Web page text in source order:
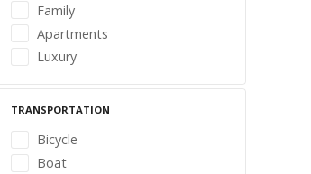
Family
Apartments
Luxury
TRANSPORTATION
Bicycle
Boat